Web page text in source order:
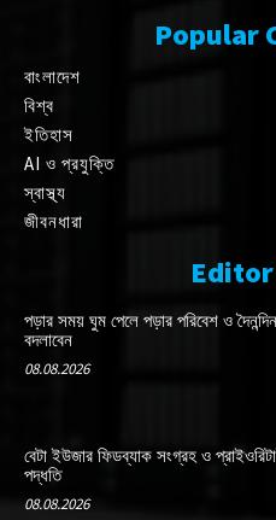
Popular
বাংলাদেশ
বিশ্ব
ইতিহাস
AI ও প্রযুক্তি
স্বাস্থ্য
জীবনধারা
পড়ার সময় ঘুম পেলে পড়ার পরিবেশ ও
বদলাবেন
08.08.2026
বেটা ইউজার ফিডব্যাক সংগ্রহ ও
পদ্ধতি
08.08.2026